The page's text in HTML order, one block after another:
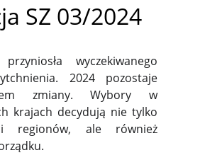
SZ 03/2024
wyczekiwanego
2024 pozostaje
zmiany. Wybory w
krajach decydują nie tylko
regionów, ale również